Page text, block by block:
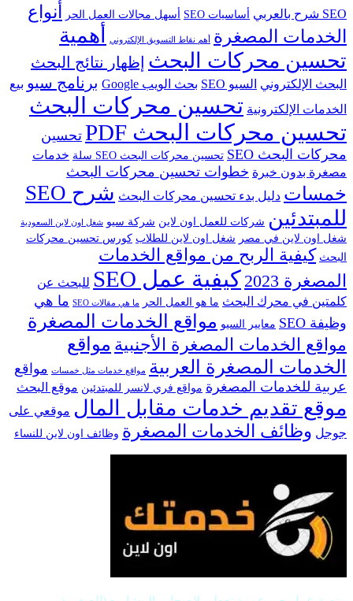
SEO شرح بالعربي أساسيات SEO أسهل مجالات العمل الحر أنواع
الخدمات المصغرة
أهم نقاط التسويق الإلكتروني
أهمية
تحسين محركات البحث إظهار نتائج البحث
البحث الإلكتروني السيو SEO بحث الويب Google برنامج سيو بيع
الخدمات الإلكترونية تحسين محركات البحث
تحسين محركات البحث PDF
تحسين
محركات البحث SEO
تحسين محركات البحث SEO سلة
خدمات
مصغرة بدون خبرة خطوات تحسين محركات البحث
خمسات دليل بدء تحسين محركات البحث
شرح SEO
للمبتدئين شركات للعمل اون لاين شركة سيو شغل اون لاين السعودية
شغل اون لاين في مصر شغل اون لاين للطلاب كورس تحسين محركات
البحث كيفية الربح من مواقع الخدمات
المصغرة 2023
كيفية عمل SEO
للبحث عن
كلمتين في محرك البحث ما هو العمل الحر ما هي مقالات SEO
ما هي
وظيفة SEO
معايير السيو مواقع الخدمات المصغرة
مواقع الخدمات المصغرة الأجنبية مواقع
الخدمات المصغرة العربية مواقع خدمات مثل خمسات مواقع
عربية للخدمات المصغرة مواقع فري لانسر للمبتدئين موقع البحث
موقع تقديم خدمات مقابل المال موقعي على
جوجل وظائف الخدمات المصغرة وظائف اون لاين للنساء